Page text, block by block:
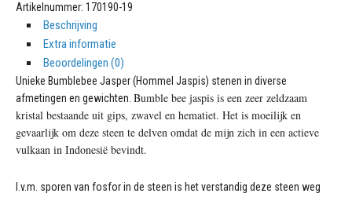
(Hommel
Jaspis)
steen
aantal
Artikelnummer: 170190-19
Beschrijving
Extra informatie
Beoordelingen (0)
Unieke Bumblebee Jasper (Hommel Jaspis) stenen in diverse
afmetingen en gewichten. Bumble bee jaspis is een zeer zeldzaam
kristal bestaande uit gips, zwavel en hematiet. Het is moeilijk en
gevaarlijk om deze steen te delven omdat de mijn zich in een actieve
vulkaan in Indonesië bevindt.
I.v.m. sporen van fosfor in de steen is het verstandig deze steen weg